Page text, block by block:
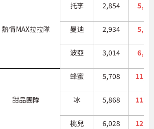
熱情MAX拉拉隊
托李 2,854
曼迪 2,934
波亞 3,014
甜品團隊
蜂蜜 5,708
冰 5,868
桃兒 6,028